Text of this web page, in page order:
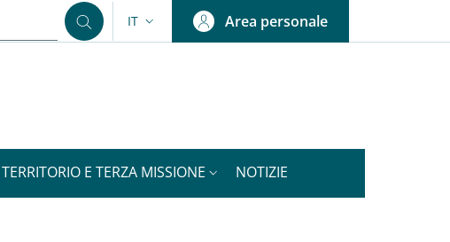
SELETTORE LINGUA: CURRENT LANGUAGE
IT Area personale
TERRITORIO E TERZA MISSIONE NOTIZIE